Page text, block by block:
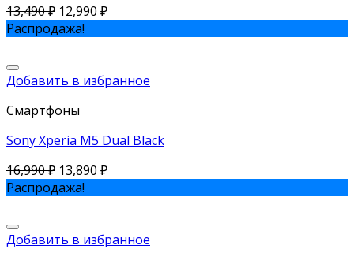
13,490₽ 12,990 ₽
Распродажа!
Добавить в избранное
Смартфоны
Sony Xperia M5 Dual Black
16,990₽ 13,890 ₽
Распродажа!
Добавить в избранное